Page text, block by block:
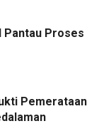
Pantau Proses
Pemerataan